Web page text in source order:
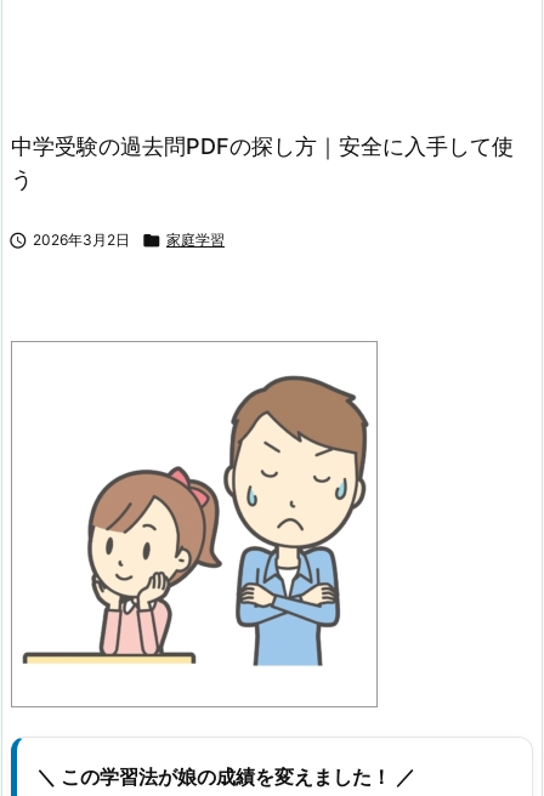
中学受験の過去問PDFの探し方｜安全に入手して使
う
 2026年3月2日  家庭学習
＼ この学習法が娘の成績を変えました！ ／